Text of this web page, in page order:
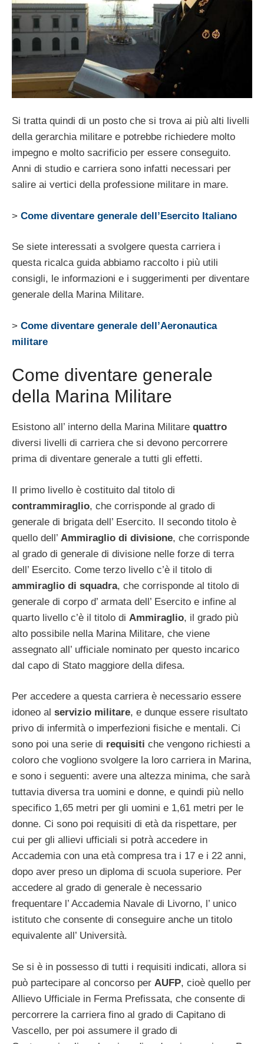
Si tratta quindi di un posto che si trova ai più alti livelli
della gerarchia militare e potrebbe richiedere molto
impegno e molto sacrificio per essere conseguito.
Anni di studio e carriera sono infatti necessari per
salire ai vertici della professione militare in mare.
> Come diventare generale dell’Esercito Italiano
Se siete interessati a svolgere questa carriera i
questa ricalca guida abbiamo raccolto i più utili
consigli, le informazioni e i suggerimenti per diventare
generale della Marina Militare.
> Come diventare generale dell’Aeronautica
militare
Come diventare generale
della Marina Militare
Esistono all’ interno della Marina Militare quattro
diversi livelli di carriera che si devono percorrere
prima di diventare generale a tutti gli effetti.
Il primo livello è costituito dal titolo di
contrammiraglio, che corrisponde al grado di
generale di brigata dell’ Esercito. Il secondo titolo è
quello dell’ Ammiraglio di divisione, che corrisponde
al grado di generale di divisione nelle forze di terra
dell’ Esercito. Come terzo livello c’è il titolo di
ammiraglio di squadra, che corrisponde al titolo di
generale di corpo d’ armata dell’ Esercito e infine al
quarto livello c’è il titolo di Ammiraglio, il grado più
alto possibile nella Marina Militare, che viene
assegnato all’ ufficiale nominato per questo incarico
dal capo di Stato maggiore della difesa.
Per accedere a questa carriera è necessario essere
idoneo al servizio militare, e dunque essere risultato
privo di infermità o imperfezioni fisiche e mentali. Ci
sono poi una serie di requisiti che vengono richiesti a
coloro che vogliono svolgere la loro carriera in Marina,
e sono i seguenti: avere una altezza minima, che sarà
tuttavia diversa tra uomini e donne, e quindi più nello
specifico 1,65 metri per gli uomini e 1,61 metri per le
donne. Ci sono poi requisiti di età da rispettare, per
cui per gli allievi ufficiali si potrà accedere in
Accademia con una età compresa tra i 17 e i 22 anni,
dopo aver preso un diploma di scuola superiore. Per
accedere al grado di generale è necessario
frequentare l’ Accademia Navale di Livorno, l’ unico
istituto che consente di conseguire anche un titolo
equivalente all’ Università.
Se si è in possesso di tutti i requisiti indicati, allora si
può partecipare al concorso per AUFP, cioè quello per
Allievo Ufficiale in Ferma Prefissata, che consente di
percorrere la carriera fino al grado di Capitano di
Vascello, per poi assumere il grado di